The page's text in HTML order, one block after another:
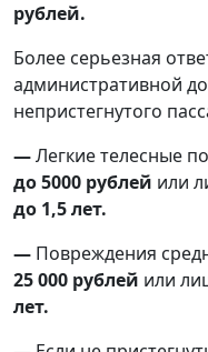
рублей.
Более серьезная
административной
непристегнутого
—Легкие телесные
до 5000 рублей или
до 1,5 лет.
— Повреждения
25 000 рублей или
лет.